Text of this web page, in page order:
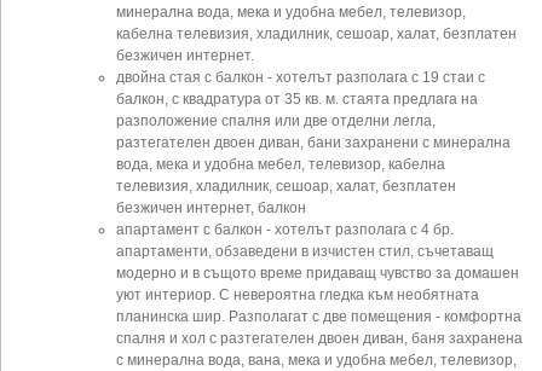
минерална вода, мека и удобна мебел, телевизор,
кабелна телевизия, хладилник, сешоар, халат, безплатен
безжичен интернет.
двойна стая с балкон - хотелът разполага с 19 стаи с
балкон, с квадратура от 35 кв. м. стаята предлага на
разположение спалня или две отделни легла,
разтегателен двоен диван, бани захранени с минерална
вода, мека и удобна мебел, телевизор, кабелна
телевизия, хладилник, сешоар, халат, безплатен
безжичен интернет, балкон
апартамент с балкон - хотелът разполага с 4 бр.
апартаменти, обзаведени в изчистен стил, съчетаващ
модерно и в същото време придаващ чувство за домашен
уют интериор. С невероятна гледка към необятната
планинска шир. Разполагат с две помещения - комфортна
спалня и хол с разтегателен двоен диван, баня захранена
с минерална вода, вана, мека и удобна мебел, телевизор,